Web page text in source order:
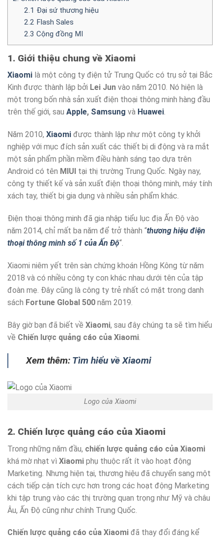
2.1 Đại sứ thương hiệu
2.2 Flash Sales
2.3 Cộng đồng MI
1. Giới thiệu chung về Xiaomi
Xiaomi là một công ty điện tử Trung Quốc có trụ sở tại Bắc
Kinh được thành lập bởi Lei Jun vào năm 2010. Nó hiện là
một trong bốn nhà sản xuất điện thoại thông minh hàng đầu
trên thế giới, sau Apple, Samsung và Huawei.
Năm 2010, Xiaomi được thành lập như một công ty khởi
nghiệp với mục đích sản xuất các thiết bị di động và ra mắt
một sản phẩm phần mềm điều hành sáng tạo dựa trên
Android có tên MIUI tại thị trường Trung Quốc. Ngày nay,
công ty thiết kế và sản xuất điện thoại thông minh, máy tính
xách tay, thiết bị gia dụng và nhiều sản phẩm khác.
Điện thoại thông minh đã gia nhập tiểu lục địa Ấn Độ vào
năm 2014, chỉ mất ba năm để trở thành “thương hiệu điện
thoại thông minh số 1 của Ấn Độ“.
Xiaomi niêm yết trên sàn chứng khoán Hồng Kông từ năm
2018 và có nhiều công ty con khác nhau dưới tên của tập
đoàn mẹ. Đây cũng là công ty trẻ nhất có mặt trong danh
sách Fortune Global 500 năm 2019.
Bây giờ bạn đã biết về Xiaomi, sau đây chúng ta sẽ tìm hiểu
về Chiến lược quảng cáo của Xiaomi
Xem thêm: Tìm hiểu về Xiaomi
Logo của Xiaomi
2. Chiến lược quảng cáo của Xiaomi
Trong những năm đầu, chiến lược quảng cáo của Xiaomi
khá mờ nhạt vì Xiaomi phụ thuộc rất ít vào hoạt động
Marketing. Nhưng hiện tại, thương hiệu đã chuyển sang một
cách tiếp cận tích cực hơn trong các hoạt động Marketing
khi tập trung vào các thị trường quan trọng như Mỹ và châu
Âu, Ấn Độ cũng như chính Trung Quốc.
Chiến lược quảng cáo của Xiaomi đã thay đổi đáng kể